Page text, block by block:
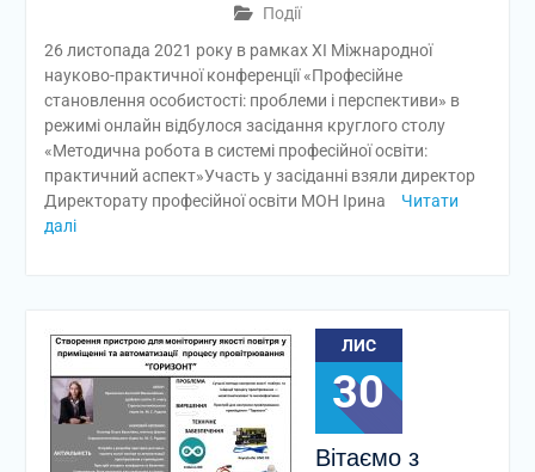
Події
26 листопада 2021 року в рамках ХІ Міжнародної
науково-практичної конференції «Професійне
становлення особистості: проблеми і перспективи» в
режимі онлайн відбулося засідання круглого столу
«Методична робота в системі професійної освіти:
практичний аспект»Участь у засіданні взяли директор
Директорату професійної освіти МОН Ірина
Читати
далі
ЛИС
30
Вітаємо з